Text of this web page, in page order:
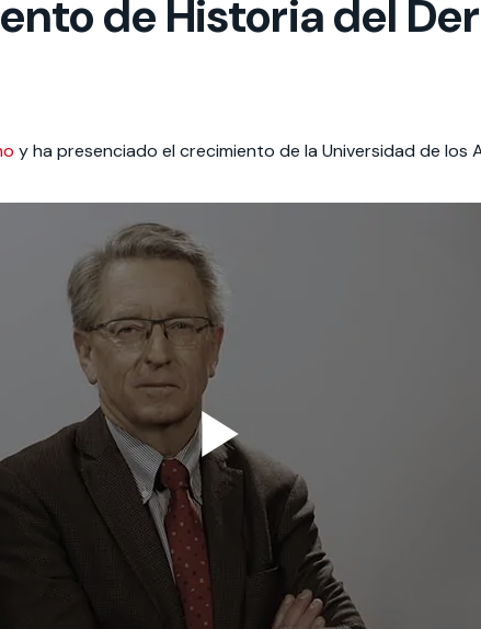
de Historia del
y ha presenciado el crecimiento de la Universidad de los